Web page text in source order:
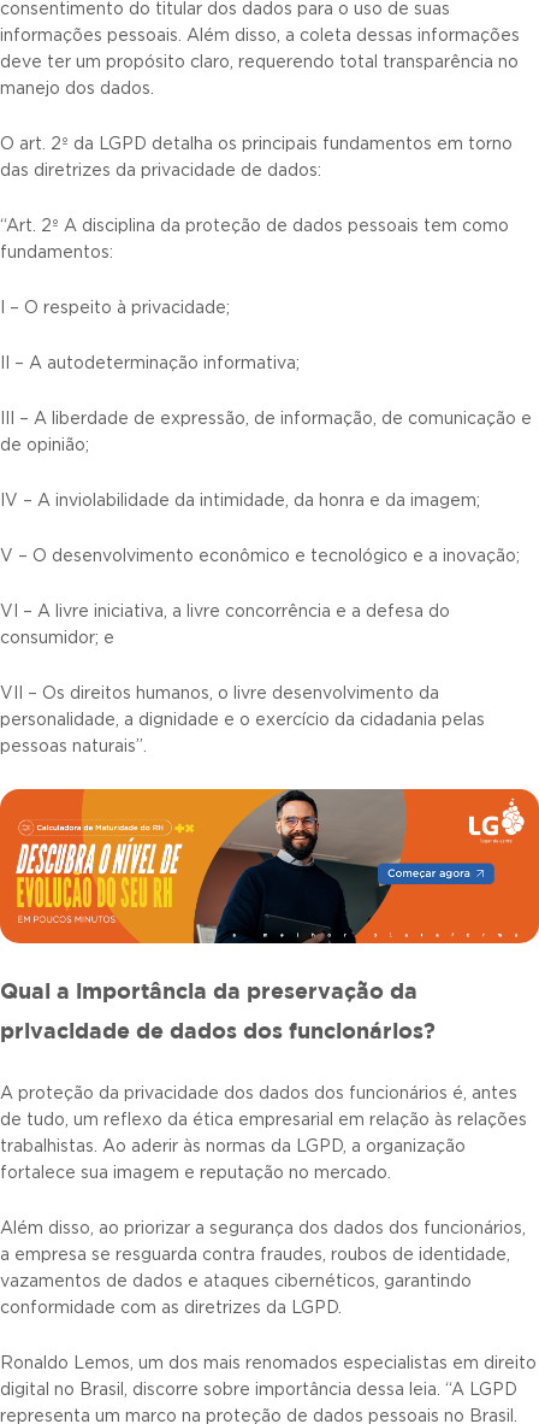
consentimento do titular dos dados para o uso de suas
informações pessoais. Além disso, a coleta dessas informações
deve ter um propósito claro, requerendo total transparência no
manejo dos dados.
O art. 2º da LGPD detalha os principais fundamentos em torno
das diretrizes da privacidade de dados:
“Art. 2º A disciplina da proteção de dados pessoais tem como
fundamentos:
I – O respeito à privacidade;
II – A autodeterminação informativa;
III – A liberdade de expressão, de informação, de comunicação e
de opinião;
IV – A inviolabilidade da intimidade, da honra e da imagem;
V – O desenvolvimento econômico e tecnológico e a inovação;
VI – A livre iniciativa, a livre concorrência e a defesa do
consumidor; e
VII – Os direitos humanos, o livre desenvolvimento da
personalidade, a dignidade e o exercício da cidadania pelas
pessoas naturais”.
Qual a importância da preservação da
privacidade de dados dos funcionários?
A proteção da privacidade dos dados dos funcionários é, antes
de tudo, um reflexo da ética empresarial em relação às relações
trabalhistas. Ao aderir às normas da LGPD, a organização
fortalece sua imagem e reputação no mercado.
Além disso, ao priorizar a segurança dos dados dos funcionários,
a empresa se resguarda contra fraudes, roubos de identidade,
vazamentos de dados e ataques cibernéticos, garantindo
conformidade com as diretrizes da LGPD.
Ronaldo Lemos, um dos mais renomados especialistas em direito
digital no Brasil, discorre sobre importância dessa leia. “A LGPD
representa um marco na proteção de dados pessoais no Brasil.